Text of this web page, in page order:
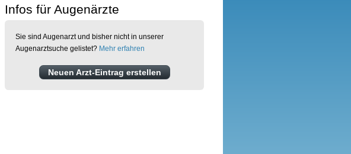
Infos für Augenärzte
Sie sind Augenarzt und bisher nicht in unserer
Augenarztsuche gelistet? Mehr erfahren
Neuen Arzt-Eintrag erstellen